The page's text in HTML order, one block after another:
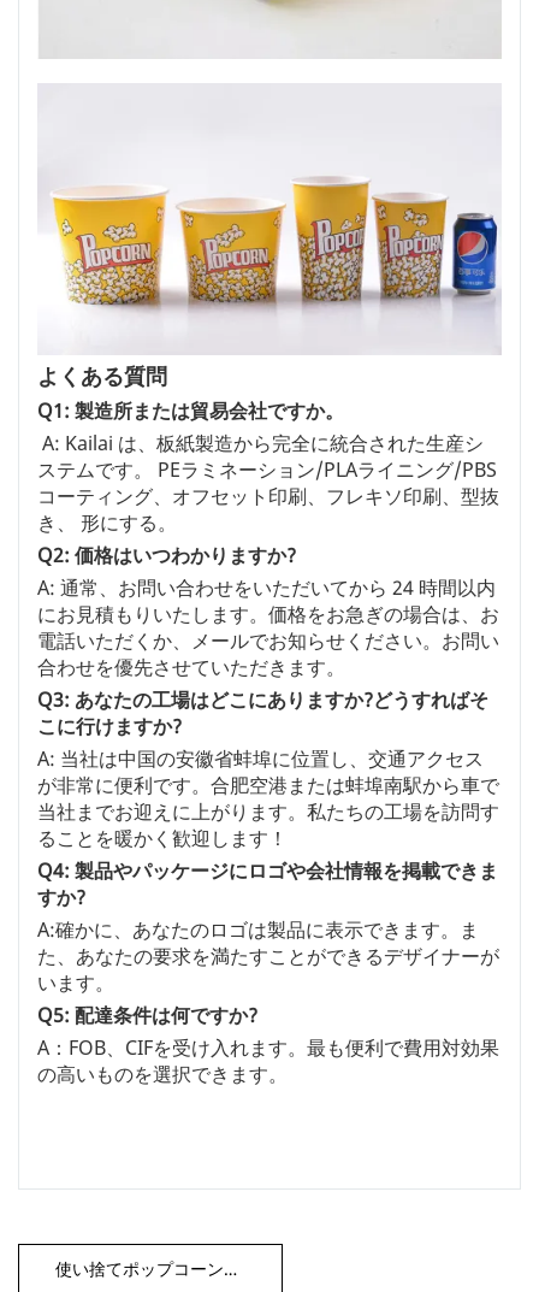
よくある質問
Q1: 製造所または貿易会社ですか。
A: Kailai は、板紙製造から完全に統合された生産シ
ステムです。 PEラミネーション/PLAライニング/PBS
コーティング、オフセット印刷、フレキソ印刷、型抜
き、 形にする。
Q2: 価格はいつわかりますか?
A: 通常、お問い合わせをいただいてから 24 時間以内
にお見積もりいたします。価格をお急ぎの場合は、お
電話いただくか、メールでお知らせください。お問い
合わせを優先させていただきます。
Q3: あなたの工場はどこにありますか?どうすればそ
こに行けますか?
A: 当社は中国の安徽省蚌埠に位置し、交通アクセス
が非常に便利です。合肥空港または蚌埠南駅から車で
当社までお迎えに上がります。私たちの工場を訪問す
ることを暖かく歓迎します！
Q4: 製品やパッケージにロゴや会社情報を掲載できま
すか?
A:確かに、あなたのロゴは製品に表示できます。ま
た、あなたの要求を満たすことができるデザイナーが
います。
Q5: 配達条件は何ですか?
A：FOB、CIFを受け入れます。最も便利で費用対効果
の高いものを選択できます。
使い捨てポップコーン紙コップ